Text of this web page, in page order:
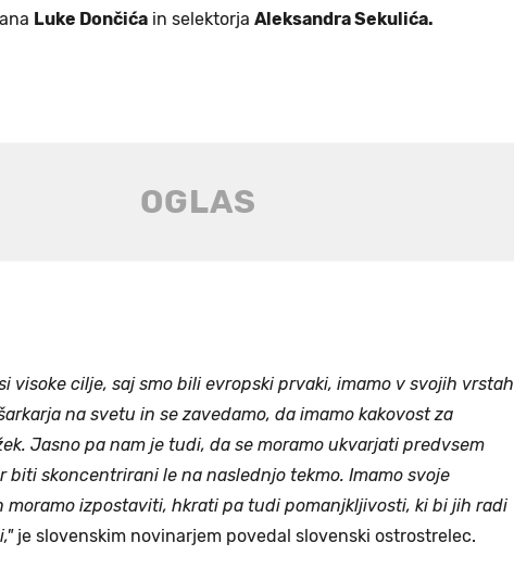
Luke Dončića in selektorja Aleksandra Sekulića.
visoke cilje, saj smo bili evropski prvaki, imamo v svojih vrstah
na svetu in se zavedamo, da imamo kakovost za
Jasno pa nam je tudi, da se moramo ukvarjati predvsem
biti skoncentrirani le na naslednjo tekmo. Imamo svoje
moramo izpostaviti, hkrati pa tudi pomanjkljivosti, ki bi jih radi
je slovenskim novinarjem povedal slovenski ostrostrelec.